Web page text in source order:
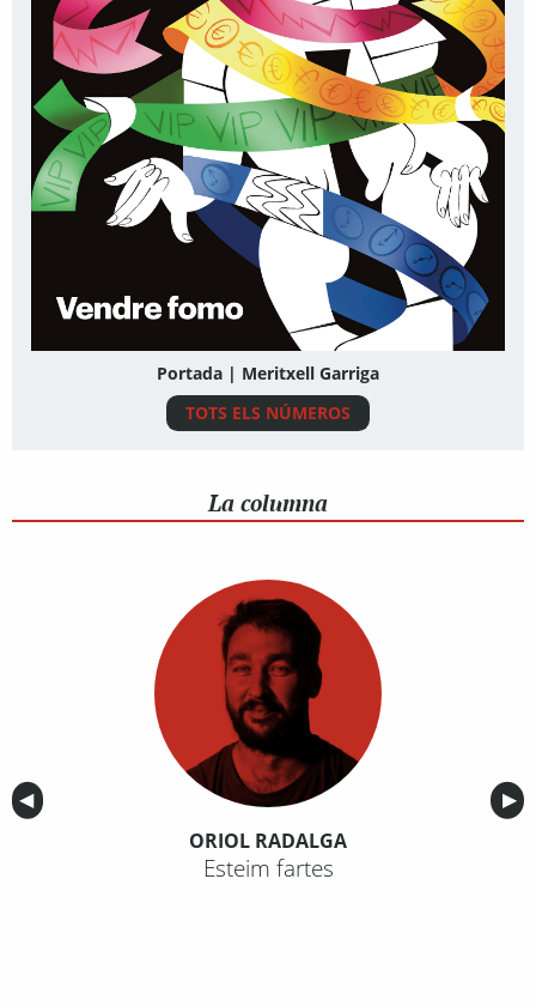
Portada | Meritxell Garriga
TOTS ELS NÚMEROS
La columna
Anterior
◀︎ ▶︎
ORIOL RADALGA
Esteim fartes